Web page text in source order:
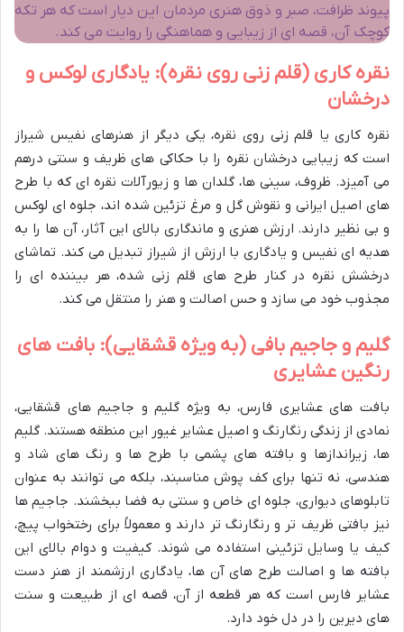
پیوند ظرافت، صبر و ذوق هنری مردمان این دیار است که هر تکه
کوچک آن، قصه ای از زیبایی و هماهنگی را روایت می کند.
نقره کاری (قلم زنی روی نقره): یادگاری لوکس و
درخشان
نقره کاری یا قلم زنی روی نقره، یکی دیگر از هنرهای نفیس شیراز
است که زیبایی درخشان نقره را با حکاکی های ظریف و سنتی درهم
می آمیزد. ظروف، سینی ها، گلدان ها و زیورآلات نقره ای که با طرح
های اصیل ایرانی و نقوش گل و مرغ تزئین شده اند، جلوه ای لوکس
و بی نظیر دارند. ارزش هنری و ماندگاری بالای این آثار، آن ها را به
هدیه ای نفیس و یادگاری با ارزش از شیراز تبدیل می کند. تماشای
درخشش نقره در کنار طرح های قلم زنی شده، هر بیننده ای را
مجذوب خود می سازد و حس اصالت و هنر را منتقل می کند.
گلیم و جاجیم بافی (به ویژه قشقایی): بافت های
رنگین عشایری
بافت های عشایری فارس، به ویژه گلیم و جاجیم های قشقایی،
نمادی از زندگی رنگارنگ و اصیل عشایر غیور این منطقه هستند. گلیم
ها، زیراندازها و بافته های پشمی با طرح ها و رنگ های شاد و
هندسی، نه تنها برای کف پوش مناسبند، بلکه می توانند به عنوان
تابلوهای دیواری، جلوه ای خاص و سنتی به فضا ببخشند. جاجیم ها
نیز بافتی ظریف تر و رنگارنگ تر دارند و معمولاً برای رختخواب پیچ،
کیف یا وسایل تزئینی استفاده می شوند. کیفیت و دوام بالای این
بافته ها و اصالت طرح های آن ها، یادگاری ارزشمند از هنر دست
عشایر فارس است که هر قطعه از آن، قصه ای از طبیعت و سنت
های دیرین را در دل خود دارد.